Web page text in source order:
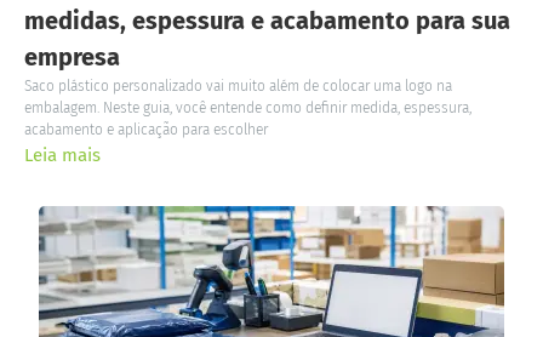
medidas, espessura e acabamento para sua
empresa
Saco plástico personalizado vai muito além de colocar uma logo na
embalagem. Neste guia, você entende como definir medida, espessura,
acabamento e aplicação para escolher
Leia mais